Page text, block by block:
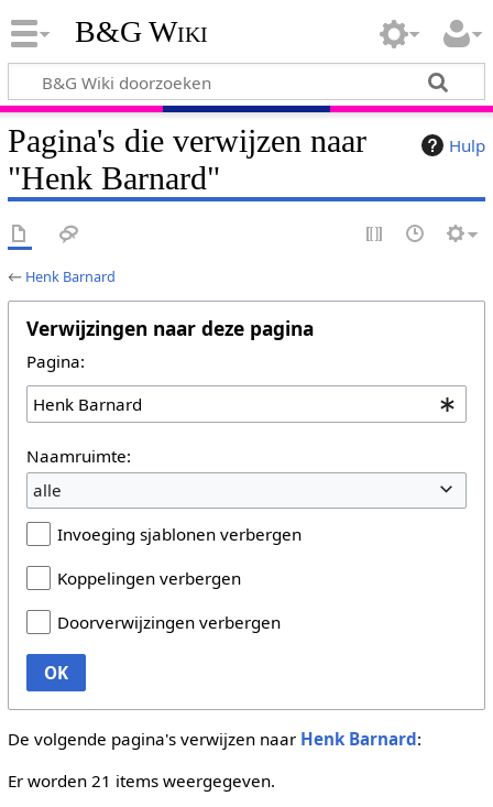
B&G Wiki
Hulp
Pagina's die verwijzen naar
"Henk Barnard"
← Henk Barnard
Verwijzingen naar deze pagina
Pagina:
Naamruimte:
alle
Invoeging sjablonen verbergen
Koppelingen verbergen
Doorverwijzingen verbergen
OK
De volgende pagina's verwijzen naar Henk Barnard:
Er worden 21 items weergegeven.